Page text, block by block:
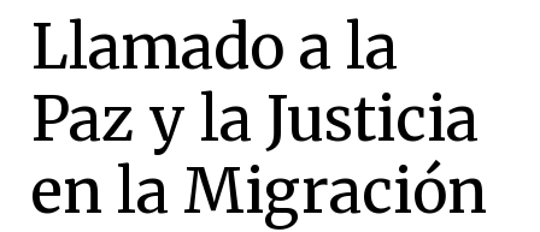
Llamado a la
Paz y la Justicia
en la Migración